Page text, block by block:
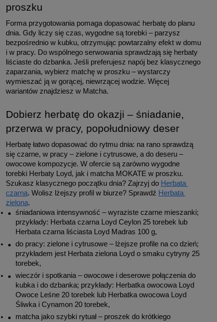
proszku
Forma przygotowania pomaga dopasować herbatę do planu
dnia. Gdy liczy się czas, wygodne są torebki – parzysz
bezpośrednio w kubku, otrzymując powtarzalny efekt w domu
i w pracy. Do wspólnego serwowania sprawdzają się herbaty
liściaste do dzbanka. Jeśli preferujesz napój bez klasycznego
zaparzania, wybierz matchę w proszku – wystarczy
wymieszać ją w gorącej, niewrzącej wodzie. Więcej
wariantów znajdziesz w Matcha.
Dobierz herbatę do okazji – śniadanie,
przerwa w pracy, popołudniowy deser
Herbatę łatwo dopasować do rytmu dnia: na rano sprawdzą
się czarne, w pracy – zielone i cytrusowe, a do deseru –
owocowe kompozycje. W ofercie są zarówno wygodne
torebki Herbaty Loyd, jak i matcha MOKATE w proszku.
Szukasz klasycznego początku dnia? Zajrzyj do Herbata
czarna. Wolisz lżejszy profil w biurze? Sprawdź Herbata
zielona.
śniadaniowa intensywność – wyraziste czarne mieszanki;
przykłady: Herbata czarna Loyd Ceylon 25 torebek lub
Herbata czarna liściasta Loyd Madras 100 g,
do pracy: zielone i cytrusowe – lżejsze profile na co dzień;
przykładem jest Herbata zielona Loyd o smaku cytryny 25
torebek,
wieczór i spotkania – owocowe i deserowe połączenia do
kubka i do dzbanka; przykłady: Herbatka owocowa Loyd
Owoce Leśne 20 torebek lub Herbatka owocowa Loyd
Śliwka i Cynamon 20 torebek,
matcha jako szybki rytuał – proszek do krótkiego